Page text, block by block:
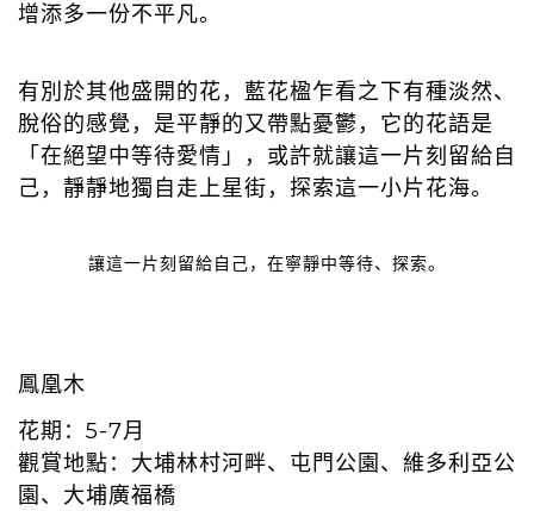
增添多一份不平凡。
有別於其他盛開的花，藍花楹乍看之下有種淡然、
脫俗的感覺，是平靜的又帶點憂鬱，它的花語是
「在絕望中等待愛情」，或許就讓這一片刻留給自
己，靜靜地獨自走上星街，探索這一小片花海。
讓這一片刻留給自己，在寧靜中等待、探索。
鳳凰木
花期：5-7月
觀賞地點：大埔林村河畔、屯門公園、維多利亞公
園、大埔廣福橋